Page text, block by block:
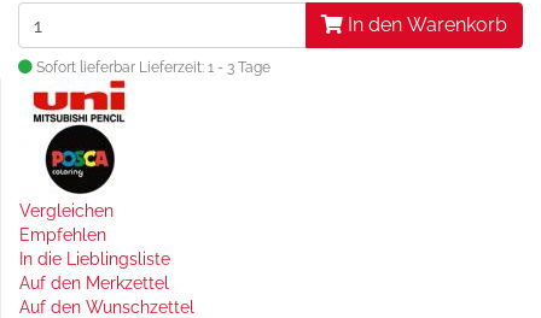
In den Warenkorb
Sofort lieferbar Lieferzeit: 1 - 3 Tage
Vergleichen
Empfehlen
In die Lieblingsliste
Auf den Merkzettel
Auf den Wunschzettel